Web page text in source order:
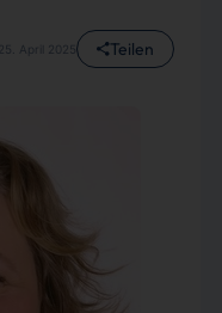
25. April 2025 Teilen